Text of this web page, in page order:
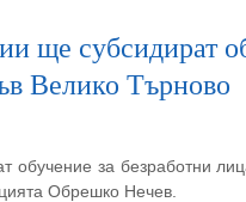
ще субсидират
Велико Търново
обучение за безработни
Обрешко Нечев.